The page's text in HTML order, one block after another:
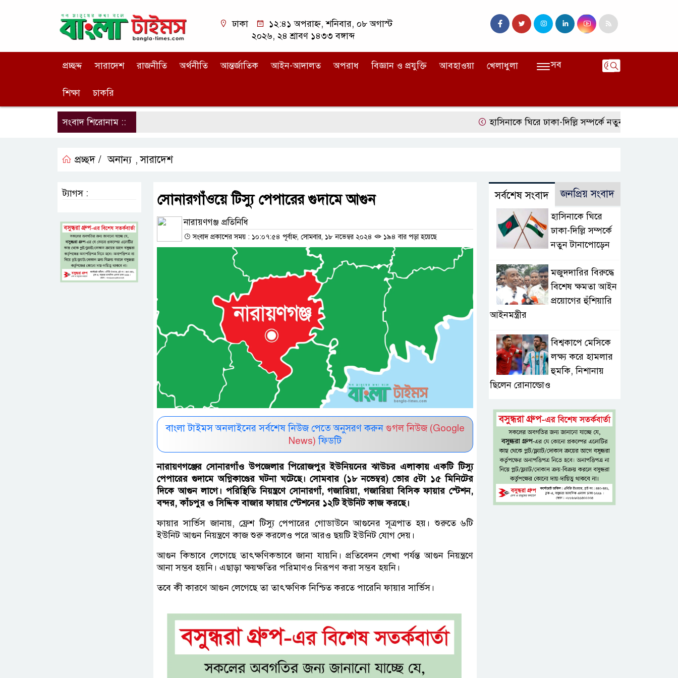
ঢাকা
১২:৪১ অপরাহ্ন, শনিবার, ০৮ অগাস্ট
২০২৬, ২৪ শ্রাবণ ১৪৩৩ বঙ্গাব্দ
প্রচ্ছদ্দ সারাদেশ রাজনীতি অর্থনীতি আন্তর্জাতিক আইন-আদালত অপরাধ বিজ্ঞান ও প্রযুক্তি আবহাওয়া খেলাধুলা
শিক্ষা চাকরি
সব
সংবাদ শিরোনাম :: হাসিনাকে ঘিরে ঢাকা-দিল্লি সম্পর্কে নতুন টানাপোড়েন
প্রচ্ছদ / অনান্য ,সারাদেশ
সোনারগাঁওয়ে টিস্যু পেপারের গুদামে আগুন
নারায়ণগঞ্জ প্রতিনিধি
সংবাদ প্রকাশের সময় : ১০:০৭:৫৪ পূর্বাহ্ন, সোমবার, ১৮ নভেম্বর ২০২৪ ১৯৪ বার পড়া হয়েছে
বাংলা টাইমস অনলাইনের সর্বশেষ নিউজ পেতে অনুসরণ করুন গুগল নিউজ (Google
News) ফিডটি
নারায়ণগঞ্জের সোনারগাঁও উপজেলার পিরোজপুর ইউনিয়নের ঝাউচর এলাকায় একটি টিস্যু
পেপারের গুদামে অগ্নিকাণ্ডের ঘটনা ঘটেছে। সোমবার (১৮ নভেম্বর) ভোর ৫টা ১৫ মিনিটের
দিকে আগুন লাগে। পরিস্থিতি নিয়ন্ত্রণে সোনারগাঁ, গজারিয়া, গজারিয়া বিসিক ফায়ার স্টেশন,
বন্দর, কাঁচপুর ও সিদ্দিক বাজার ফায়ার স্টেশনের ১২টি ইউনিট কাজ করছে।
ফায়ার সার্ভিস জানায়, ফ্রেশ টিস্যু পেপারের গোডাউনে আগুনের সূত্রপাত হয়। শুরুতে ৬টি
ইউনিট আগুন নিয়ন্ত্রণে কাজ শুরু করলেও পরে আরও ছয়টি ইউনিট যোগ দেয়।
আগুন কিভাবে লেগেছে তাৎক্ষণিকভাবে জানা যায়নি। প্রতিবেদন লেখা পর্যন্ত আগুন নিয়ন্ত্রণে
আনা সম্ভব হয়নি। এছাড়া ক্ষয়ক্ষতির পরিমাণও নিরূপণ করা সম্ভব হয়নি।
তবে কী কারণে আগুন লেগেছে তা তাৎক্ষণিক নিশ্চিত করতে পারেনি ফায়ার সার্ভিস।
ট্যাগস : সর্বশেষ সংবাদ জনপ্রিয় সংবাদ
হাসিনাকে ঘিরে
ঢাকা-দিল্লি সম্পর্কে
নতুন টানাপোড়েন
মজুদদারির বিরুদ্ধে
বিশেষ ক্ষমতা আইন
প্রয়োগের হুঁশিয়ারি
আইনমন্ত্রীর
বিশ্বকাপে মেসিকে
লক্ষ্য করে হামলার
হুমকি, নিশানায়
ছিলেন রোনাল্ডোও
প্রধানমন্ত্রীর প্রথম
চট্টগ্রাম সফর,
উচ্ছ্বসিত
নেতাকর্মীরা
জুলাই
গণঅভ্যুত্থানের